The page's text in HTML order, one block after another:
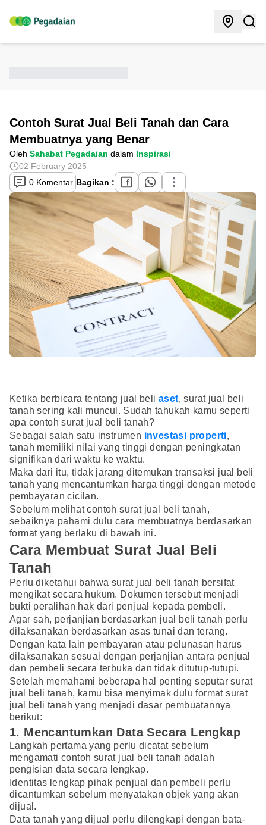
Contoh Surat Jual Beli Tanah dan Cara
Membuatnya yang Benar
Oleh Sahabat Pegadaian dalam Inspirasi
02 February 2025
0 Komentar Bagikan :
Ketika berbicara tentang jual beli aset, surat jual beli
tanah sering kali muncul. Sudah tahukah kamu seperti
apa contoh surat jual beli tanah?
Sebagai salah satu instrumen investasi properti,
tanah memiliki nilai yang tinggi dengan peningkatan
signifikan dari waktu ke waktu.
Maka dari itu, tidak jarang ditemukan transaksi jual beli
tanah yang mencantumkan harga tinggi dengan metode
pembayaran cicilan.
Sebelum melihat contoh surat jual beli tanah,
sebaiknya pahami dulu cara membuatnya berdasarkan
format yang berlaku di bawah ini.
Cara Membuat Surat Jual Beli
Tanah
Perlu diketahui bahwa surat jual beli tanah bersifat
mengikat secara hukum. Dokumen tersebut menjadi
bukti peralihan hak dari penjual kepada pembeli.
Agar sah, perjanjian berdasarkan jual beli tanah perlu
dilaksanakan berdasarkan asas tunai dan terang.
Dengan kata lain pembayaran atau pelunasan harus
dilaksanakan sesuai dengan perjanjian antara penjual
dan pembeli secara terbuka dan tidak ditutup-tutupi.
Setelah memahami beberapa hal penting seputar surat
jual beli tanah, kamu bisa menyimak dulu format surat
jual beli tanah yang menjadi dasar pembuatannya
berikut:
1. Mencantumkan Data Secara Lengkap
Langkah pertama yang perlu dicatat sebelum
mengamati contoh surat jual beli tanah adalah
pengisian data secara lengkap.
Identitas lengkap pihak penjual dan pembeli perlu
dicantumkan sebelum menyatakan objek yang akan
dijual.
Data tanah yang dijual perlu dilengkapi dengan bata-